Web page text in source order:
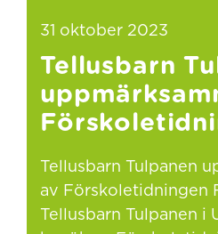
31 oktober 2023
Tellusbarn
Tellusbarn Tulpanen
av Förskoletidningen
Tellusbarn Tulpanen i